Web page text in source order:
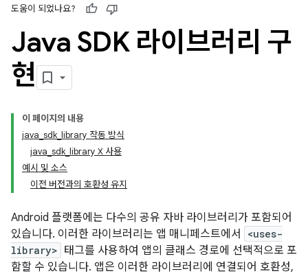
도움이 되었나요?
Java SDK 라이브러리 구
현
이 페이지의 내용
java_sdk_library 작동 방식
java_sdk_library X 사용
예시 및 소스
이전 버전과의 호환성 유지
Android 플랫폼에는 다수의 공유 자바 라이브러리가 포함되어
있습니다. 이러한 라이브러리는 앱 매니페스트에서
<uses-
library> 태그를 사용하여 앱의 클래스 경로에 선택적으로 포
함할 수 있습니다. 앱은 이러한 라이브러리에 연결되어 호환성,